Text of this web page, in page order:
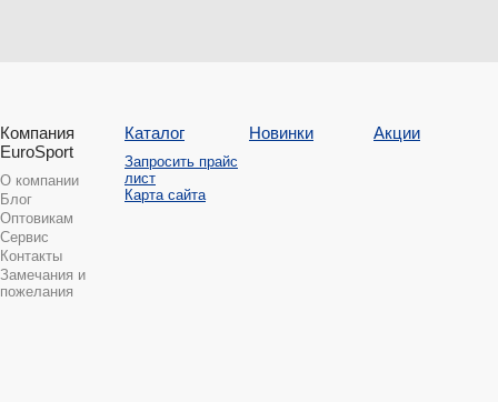
Компания
EuroSport
О компании
Блог
Оптовикам
Сервис
Контакты
Замечания и
пожелания
Каталог
Запросить прайс
лист
Карта сайта
Новинки Акции